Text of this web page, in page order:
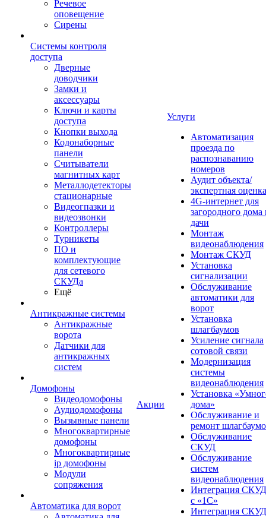
Речевое
оповещение
Сирены
Системы контроля
доступа
Дверные
доводчики
Замки и
аксессуары
Ключи и карты
доступа
Кнопки выхода
Кодонаборные
панели
Считыватели
магнитных карт
Металлодетекторы
стационарные
Видеогпазки и
видеозвонки
Контроллеры
Турникеты
ПО и
комплектующие
для сетевого
СКУДа
Ещё
Антикражные системы
Антикражные
ворота
Датчики для
антикражных
систем
Домофоны
Видеодомофоны
Аудиодомофоны
Вызывные панели
Многоквартирные
домофоны
Многоквартирные
ip домофоны
Модули
сопряжения
Автоматика для ворот
Акции
Услуги
Автоматизация
проезда по
распознаванию
номеров
Аудит объекта/
экспертная оценка
4G-интернет для
загородного дома
дачи
Монтаж
видеонаблюдения
Монтаж СКУД
Установка
сигнализации
Обслуживание
автоматики для
ворот
Установка
шлагбаумов
Усиление сигнала
сотовой связи
Модернизация
системы
видеонаблюдения
Установка
дома»
Обслуживание и
ремонт
Обслуживание
СКУД
Обслуживание
систем
видеонаблюдения
Интеграция СКУД
с «1С»
Интеграция СКУД